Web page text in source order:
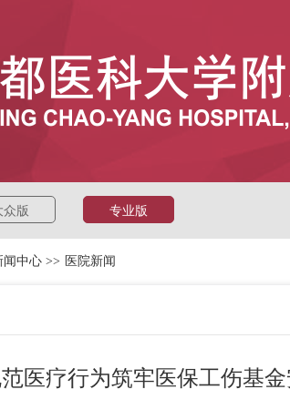
众版 专业版
闻中心 >> 医院新闻
医疗行为筑牢医保工伤基